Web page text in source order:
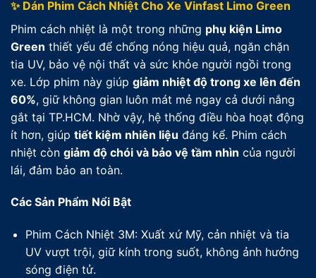
✨ Dán Phim Cách Nhiệt Cho Xe Vinfast Limo Green
Phim cách nhiệt là một trong những phụ kiện Limo
Green thiết yếu để chống nóng hiệu quả, ngăn chặn
tia UV, bảo vệ nội thất và sức khỏe người ngồi trong
xe. Lớp phim này giúp giảm nhiệt độ trong xe lên đến
60%, giữ không gian luôn mát mẻ ngay cả dưới nắng
gắt tại TP.HCM. Nhờ vậy, hệ thống điều hòa hoạt động
ít hơn, giúp tiết kiệm nhiên liệu đáng kể. Phim cách
nhiệt còn giảm độ chói và bảo vệ tầm nhìn của người
lái, đảm bảo an toàn.
Các Sản Phẩm Nổi Bật
Phim Cách Nhiệt 3M: Xuất xứ Mỹ, cản nhiệt và tia
UV vượt trội, giữ kính trong suốt, không ảnh hưởng
sóng điện tử.